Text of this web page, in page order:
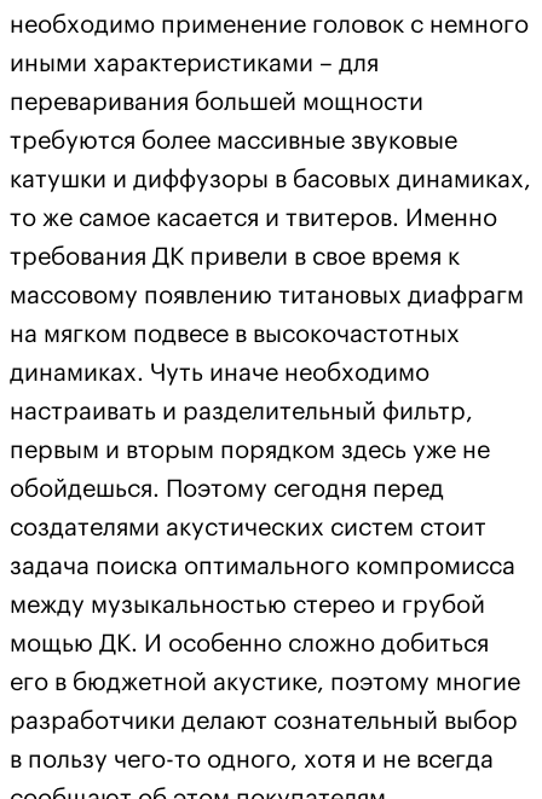
необходимо применение головок с немного
иными характеристиками – для
переваривания большей мощности
требуются более массивные звуковые
катушки и диффузоры в басовых динамиках,
то же самое касается и твитеров. Именно
требования ДК привели в свое время к
массовому появлению титановых диафрагм
на мягком подвесе в высокочастотных
динамиках. Чуть иначе необходимо
настраивать и разделительный фильтр,
первым и вторым порядком здесь уже не
обойдешься. Поэтому сегодня перед
создателями акустических систем стоит
задача поиска оптимального компромисса
между музыкальностью стерео и грубой
мощью ДК. И особенно сложно добиться
его в бюджетной акустике, поэтому многие
разработчики делают сознательный выбор
в пользу чего-то одного, хотя и не всегда